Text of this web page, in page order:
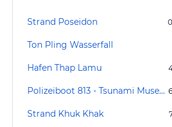
Strand Poseidon
Ton Pling Wasserfall
Hafen Thap Lamu
Polizeiboot 813 - Tsunami Museum
Strand Khuk Khak